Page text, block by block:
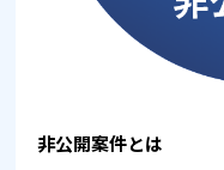
非公開案件とは